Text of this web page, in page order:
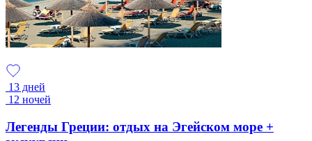
13 дней
12 ночей
Легенды Греции: отдых на Эгейском море +